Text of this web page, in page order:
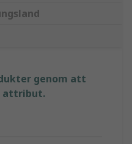
genom att
attribut.